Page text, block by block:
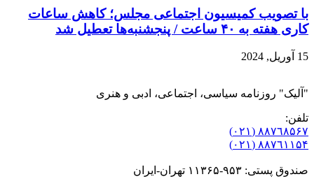
با تصویب کمیسیون اجتماعی مجلس؛ کاهش ساعات
کاری هفته به ۴۰ ساعت / پنجشنبه‌ها تعطیل شد
15 آوریل, 2024
"آلیک" روزنامه سیاسی، اجتماعی، ادبی و هنری
تلفن:
٨۸٧٦٨۵۶۷ (٠٢١)
٨۸٧٦۱۱۵۴ (٠٢١)
صندوق پستی: ۹۵۳-۱۱۳۶۵ تهران-ایران